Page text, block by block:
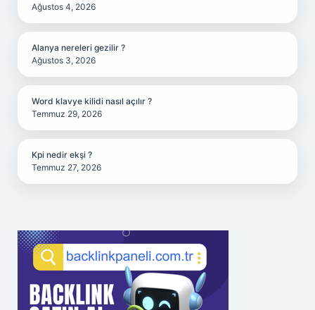
Ağustos 4, 2026
Alanya nereleri gezilir ?
Ağustos 3, 2026
Word klavye kilidi nasıl açılır ?
Temmuz 29, 2026
Kpi nedir ekşi ?
Temmuz 27, 2026